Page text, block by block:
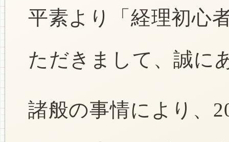
平素より「経理初心
ただきまして、誠に
諸般の事情により、